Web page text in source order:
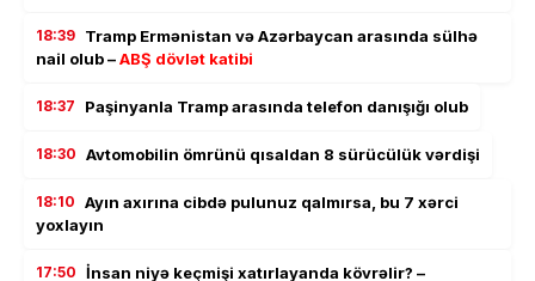
18:39 Tramp Ermənistan və Azərbaycan arasında sülhə
nail olub –ABŞ dövlət katibi
18:37 Paşinyanla Tramp arasında telefon danışığı olub
18:30 Avtomobilin ömrünü qısaldan 8 sürücülük vərdişi
18:10 Ayın axırına cibdə pulunuz qalmırsa, bu 7 xərci
yoxlayın
17:50 İnsan niyə keçmişi xatırlayanda kövrəlir? –